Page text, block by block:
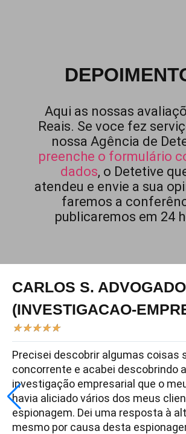
Aqui as nossas
Reais. Se voce fez
nossa Agência de
preenche o formulário
dados, o Detetive
atendeu e envie a sua
faremos a
publicaremos em 24
CARLOS S.
(INVESTIGACAO-
★★★★★
Precisei descobrir algumas coisas
concorrente e acabei descobrindo
investigação empresarial que o
havia aliciado vários dos meus
espionagem. Dei uma resposta à
mesmo por causa desta